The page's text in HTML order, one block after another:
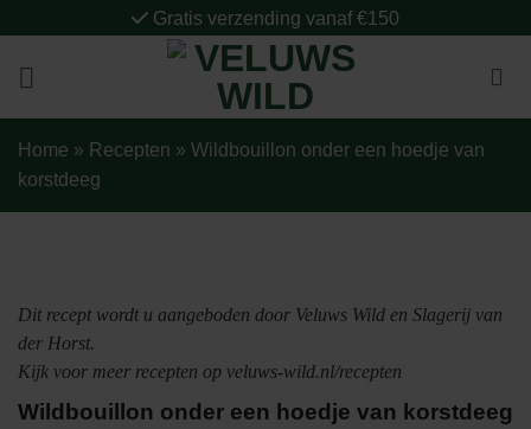
inhoud
Gratis verzending vanaf €150
Home » Recepten » Wildbouillon onder een hoedje van
korstdeeg
Dit recept wordt u aangeboden door Veluws Wild en Slagerij van
der Horst.
Kijk voor meer recepten op veluws-wild.nl/recepten
Wildbouillon onder een hoedje van korstdeeg